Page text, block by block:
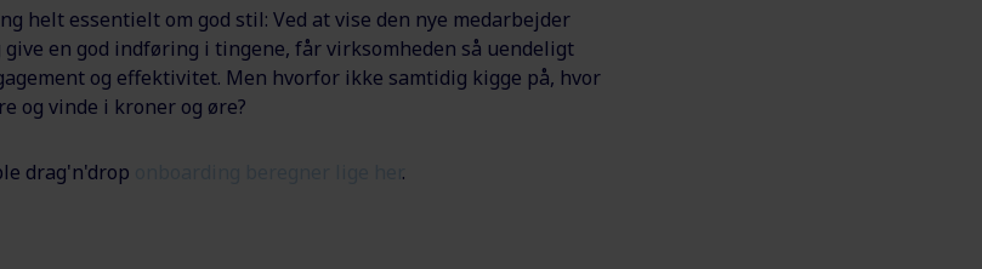
helt essentielt om god stil: Ved at vise den nye medarbejder
en god indføring i tingene, får virksomheden så uendeligt
og effektivitet. Men hvorfor ikke samtidig kigge på, hvor
og vinde i kroner og øre?
drag'n'drop .